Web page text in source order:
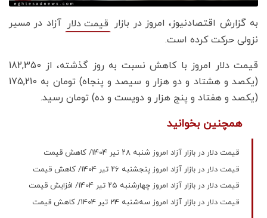
به گزارش اقتصادنیوز، امروز در بازار قیمت دلار آزاد در مسیر
نزولی حرکت کرده است.
قیمت دلار امروز با کاهش نسبت به روز گذشته، از 182,350
(یکصد و هشتاد و دو هزار و سیصد و پنجاه) تومان به 175,210
(یکصد و هفتاد و پنج هزار و دویست و ده) تومان رسید.
همچنین بخوانید
قیمت دلار در بازار آزاد امروز شنبه ۲۸ تیر 1404/ کاهش قیمت
قیمت دلار در بازار آزاد امروز پنجشنبه ۲۶ تیر 1404/ کاهش قیمت
قیمت دلار در بازار آزاد امروز چهارشنبه ۲۵ تیر 1404/ افزایش قیمت
قیمت دلار در بازار آزاد امروز سه‌شنبه 24 تیر 1404/ کاهش قیمت